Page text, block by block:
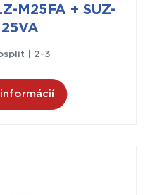
M25FA + SUZ-
| 2-3